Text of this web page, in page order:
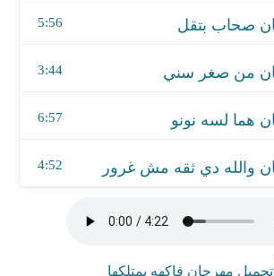
5:56
3:44
6:57
4:52
تحميل مهرجان فاكهه بمتلكها